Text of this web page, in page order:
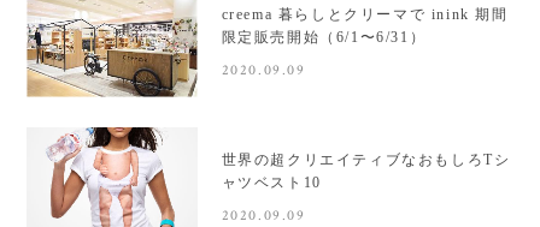
creema 暮らしとクリーマで inink 期間
限定販売開始（6/1〜6/31）
2020.09.09
世界の超クリエイティブなおもしろTシ
ャツベスト10
2020.09.09